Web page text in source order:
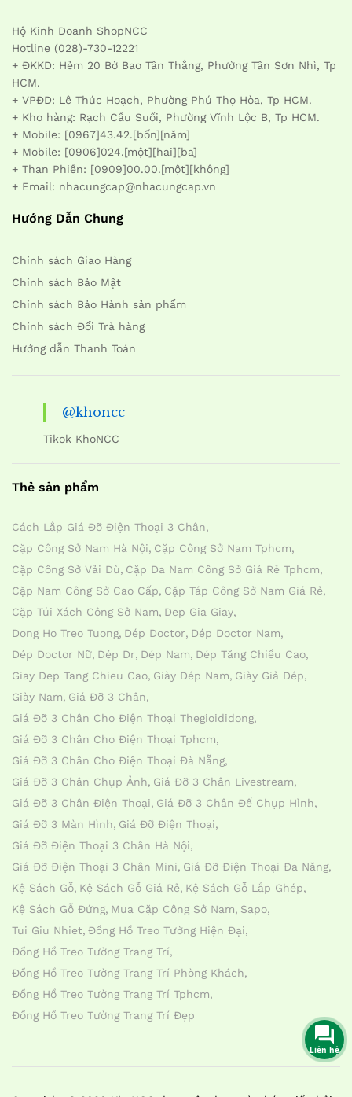
Hộ Kinh Doanh ShopNCC
Hotline (028)-730-12221
+ ĐKKD: Hẻm 20 Bờ Bao Tân Thắng, Phường Tân Sơn Nhì, Tp
HCM.
+ VPĐD: Lê Thúc Hoạch, Phường Phú Thọ Hòa, Tp HCM.
+ Kho hàng: Rạch Cầu Suối, Phường Vĩnh Lộc B, Tp HCM.
+ Mobile: [0967]43.42.[bốn][năm]
+ Mobile: [0906]024.[một][hai][ba]
+ Than Phiền: [0909]00.00.[một][không]
+ Email: nhacungcap@nhacungcap.vn
Hướng Dẫn Chung
Chính sách Giao Hàng
Chính sách Bảo Mật
Chính sách Bảo Hành sản phẩm
Chính sách Đổi Trả hàng
Hướng dẫn Thanh Toán
@khoncc
Tikok KhoNCC
Thẻ sản phẩm
Cách Lắp Giá Đỡ Điện Thoại 3 Chân
Cặp Công Sở Nam Hà Nội Cặp Công Sở Nam Tphcm
Cặp Công Sở Vải Dù Cặp Da Nam Công Sở Giá Rẻ Tphcm
Cặp Nam Công Sở Cao Cấp Cặp Táp Công Sở Nam Giá Rẻ
Cặp Túi Xách Công Sở Nam Dep Gia Giay
Dong Ho Treo Tuong Dép Doctor Dép Doctor Nam
Dép Doctor Nữ Dép Dr Dép Nam Dép Tăng Chiều Cao
Giay Dep Tang Chieu Cao Giày Dép Nam Giày Giả Dép
Giày Nam Giá Đỡ 3 Chân
Giá Đỡ 3 Chân Cho Điện Thoại Thegioididong
Giá Đỡ 3 Chân Cho Điện Thoại Tphcm
Giá Đỡ 3 Chân Cho Điện Thoại Đà Nẵng
Giá Đỡ 3 Chân Chụp Ảnh Giá Đỡ 3 Chân Livestream
Giá Đỡ 3 Chân Điện Thoại Giá Đỡ 3 Chân Đế Chụp Hình
Giá Đỡ 3 Màn Hình Giá Đỡ Điện Thoại
Giá Đỡ Điện Thoại 3 Chân Hà Nội
Giá Đỡ Điện Thoại 3 Chân Mini Giá Đỡ Điện Thoại Đa Năng
Kệ Sách Gỗ Kệ Sách Gỗ Giá Rẻ Kệ Sách Gỗ Lắp Ghép
Kệ Sách Gỗ Đứng Mua Cặp Công Sở Nam Sapo
Tui Giu Nhiet Đồng Hồ Treo Tường Hiện Đại
Đồng Hồ Treo Tường Trang Trí
Đồng Hồ Treo Tường Trang Trí Phòng Khách
Đồng Hồ Treo Tường Trang Trí Tphcm
Đồng Hồ Treo Tường Trang Trí Đẹp
Liên hệ